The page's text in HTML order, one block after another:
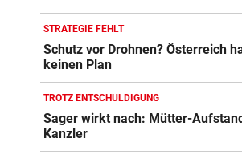
GUTSCHEINE ZU GEWINNEN
Schicken Sie uns Ihr
Katzenfoto!
NOCH IMMER OHNE PASS
GZSZ-Star Olivia über ihr
Österreich
STRATEGIE FEHLT
Schutz vor Drohnen? Österreich
keinen Plan
TROTZ ENTSCHULDIGUNG
Sager wirkt nach: Mütter-
Kanzler